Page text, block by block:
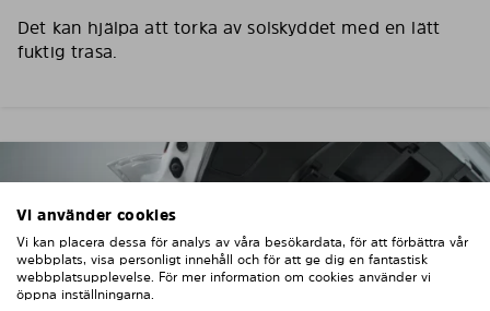
Det kan hjälpa att torka av solskyddet med en lätt
fuktig trasa.
Vi använder cookies
Vi kan placera dessa för analys av våra besökardata, för att förbättra vår
webbplats, visa personligt innehåll och för att ge dig en fantastisk
webbplatsupplevelse. För mer information om cookies använder vi
öppna inställningarna.